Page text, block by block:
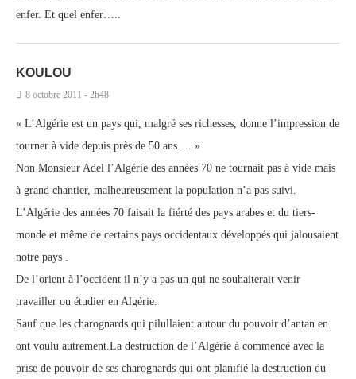
enfer. Et quel enfer…..
KOULOU
8 octobre 2011 - 2h48
« L’Algérie est un pays qui, malgré ses richesses, donne l’impression de
tourner à vide depuis près de 50 ans…. »
Non Monsieur Adel l’Algérie des années 70 ne tournait pas à vide mais
à grand chantier, malheureusement la population n’a pas suivi.
L’Algérie des années 70 faisait la fiérté des pays arabes et du tiers-
monde et même de certains pays occidentaux développés qui jalousaient
notre pays .
De l’orient à l’occident il n’y a pas un qui ne souhaiterait venir
travailler ou étudier en Algérie.
Sauf que les charognards qui pilullaient autour du pouvoir d’antan en
ont voulu autrement.La destruction de l’Algérie à commencé avec la
prise de pouvoir de ses charognards qui ont planifié la destruction du